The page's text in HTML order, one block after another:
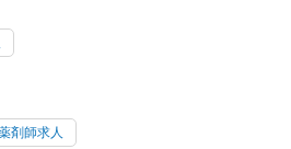
剤師求人